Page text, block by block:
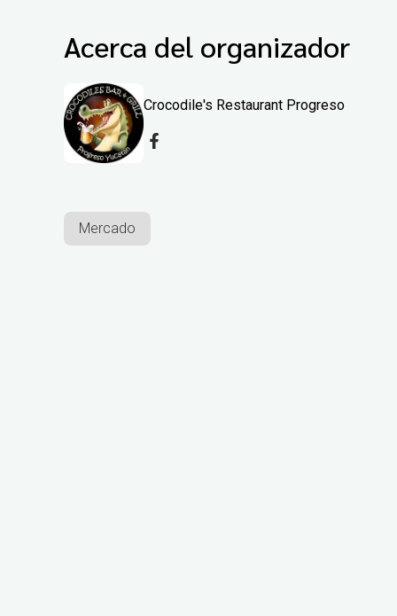
Acerca del organizador
Crocodile's Restaurant Progreso
Mercado